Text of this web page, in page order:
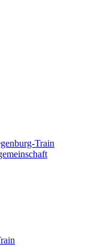
Train